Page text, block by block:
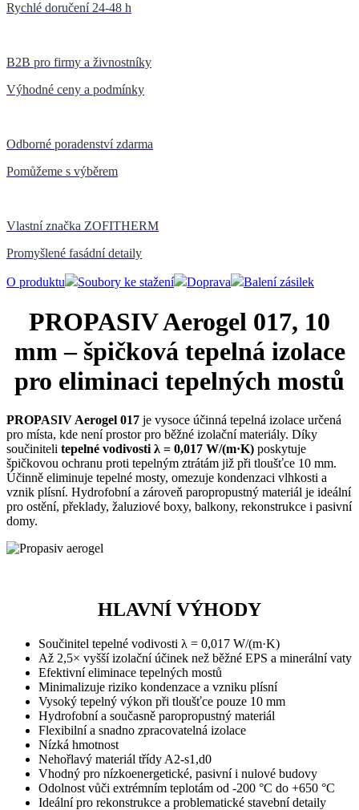
Rychlé doručení 24-48 h
B2B pro firmy a živnostníky
Výhodné ceny a podmínky
Odborné poradenství zdarma
Pomůžeme s výběrem
Vlastní značka ZOFITHERM
Promyšlené fasádní detaily
O produktu Soubory ke stažení Doprava Balení zásilek
PROPASIV Aerogel 017, 10
mm – špičková tepelná izolace
pro eliminaci tepelných mostů
PROPASIV Aerogel 017 je vysoce účinná tepelná izolace určená
pro místa, kde není prostor pro běžné izolační materiály. Díky
součiniteli tepelné vodivosti λ = 0,017 W/(m·K) poskytuje
špičkovou ochranu proti tepelným ztrátám již při tloušťce 10 mm.
Účinně eliminuje tepelné mosty, omezuje kondenzaci vlhkosti a
vznik plísní. Hydrofobní a zároveň paropropustný materiál je ideální
pro ostění, překlady, žaluziové boxy, balkony, rekonstrukce i pasivní
domy.
HLAVNÍ VÝHODY
Součinitel tepelné vodivosti λ = 0,017 W/(m·K)
Až 2,5× vyšší izolační účinek než běžné EPS a minerální vaty
Efektivní eliminace tepelných mostů
Minimalizuje riziko kondenzace a vzniku plísní
Vysoký tepelný výkon při tloušťce pouze 10 mm
Hydrofobní a současně paropropustný materiál
Flexibilní a snadno zpracovatelná izolace
Nízká hmotnost
Nehořlavý materiál třídy A2-s1,d0
Vhodný pro nízkoenergetické, pasivní i nulové budovy
Odolnost vůči extrémním teplotám od -200 °C do +650 °C
Ideální pro rekonstrukce a problematické stavební detaily